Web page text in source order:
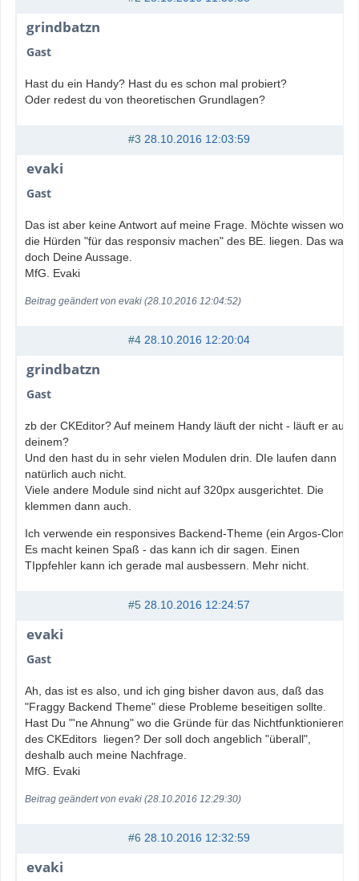
grindbatzn
Gast
Hast du ein Handy? Hast du es schon mal probiert?
Oder redest du von theoretischen Grundlagen?
#3 28.10.2016 12:03:59
evaki
Gast
Das ist aber keine Antwort auf meine Frage. Möchte wissen wo
die Hürden "für das responsiv machen" des BE. liegen. Das war
doch Deine Aussage.
MfG. Evaki
Beitrag geändert von evaki (28.10.2016 12:04:52)
#4 28.10.2016 12:20:04
grindbatzn
Gast
zb der CKEditor? Auf meinem Handy läuft der nicht - läuft er auf
deinem?
Und den hast du in sehr vielen Modulen drin. DIe laufen dann
natürlich auch nicht.
Viele andere Module sind nicht auf 320px ausgerichtet. Die
klemmen dann auch.
Ich verwende ein responsives Backend-Theme (ein Argos-Clon).
Es macht keinen Spaß - das kann ich dir sagen. Einen
TIppfehler kann ich gerade mal ausbessern. Mehr nicht.
#5 28.10.2016 12:24:57
evaki
Gast
Ah, das ist es also, und ich ging bisher davon aus, daß das
"Fraggy Backend Theme" diese Probleme beseitigen sollte.
Hast Du "'ne Ahnung" wo die Gründe für das Nichtfunktionieren
des CKEditors liegen? Der soll doch angeblich "überall",
deshalb auch meine Nachfrage.
MfG. Evaki
Beitrag geändert von evaki (28.10.2016 12:29:30)
#6 28.10.2016 12:32:59
evaki